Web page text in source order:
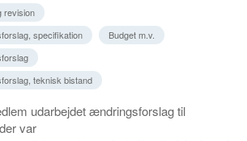
revision
specifikation
Budget m.v.
teknisk bistand
udarbejdet ændringsforslag til
var